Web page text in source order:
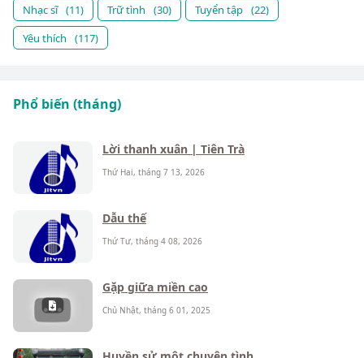
Nhạc sĩ (11) Trữ tình (30) Tuyển tập (22)
Yêu thích
(117)
Phổ biến (tháng)
Lời thanh xuân | Tiên Trà
Thứ Hai, tháng 7 13, 2026
Dẫu thế
Thứ Tư, tháng 4 08, 2026
Gặp giữa miền cao
Chủ Nhật, tháng 6 01, 2025